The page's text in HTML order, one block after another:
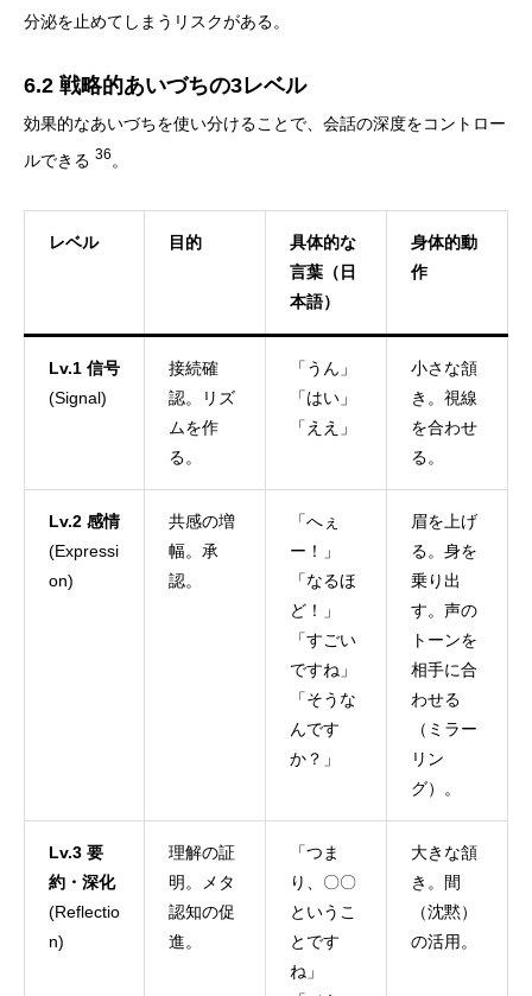
分泌を止めてしまうリスクがある。
6.2 戦略的あいづちの3レベル
効果的なあいづちを使い分けることで、会話の深度をコントロー
ルできる 36 。
レベル 目的
具体的な
言葉（日
本語）
身体的動
作
Lv.1 信号
(Signal)
接続確
認。リズ
ムを作
る。
「うん」
「はい」
「ええ」
小さな頷
き。視線
を合わせ
る。
Lv.2 感情
(Expressi
on)
共感の増
幅。承
認。
「へぇ
ー！」
「なるほ
ど！」
「すごい
ですね」
「そうな
んです
か？」
眉を上げ
る。身を
乗り出
す。声の
トーンを
相手に合
わせる
（ミラー
リン
グ）。
Lv.3 要
約・深化
(Reflectio
n)
理解の証
明。メタ
認知の促
進。
「つま
り、〇〇
というこ
とです
ね」
大きな頷
き。間
（沈黙）
の活用。